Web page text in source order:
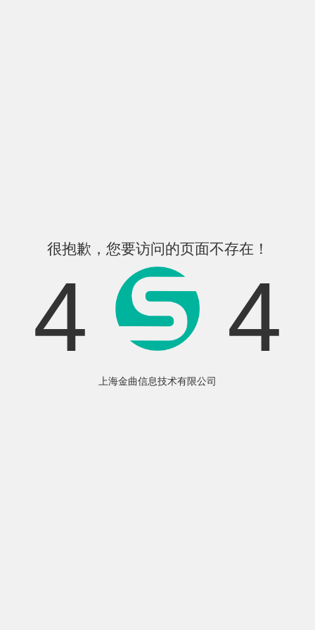
很抱歉，您要访问的页面不存在！
4 4
上海金曲信息技术有限公司